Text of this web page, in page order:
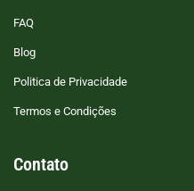
FAQ
Blog
Politica de Privacidade
Termos e Condições
Contato